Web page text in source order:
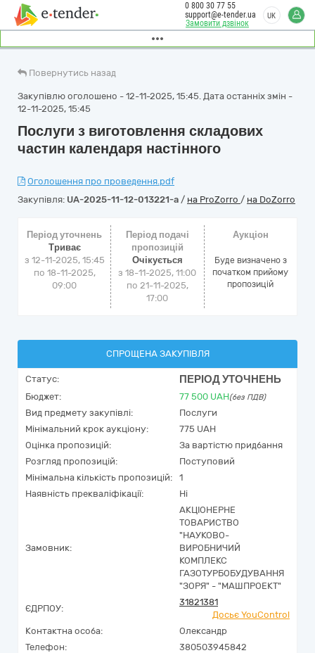
Замовити дзвінок
0 800 30 77 55
support@e-tender.ua
UK
Повернутись назад
Закупівлю оголошено - 12-11-2025, 15:45. Дата останніх змін -
12-11-2025, 15:45
Послуги з виготовлення складових
частин календаря настінного
Оголошення про проведення.pdf
Закупівля: UA-2025-11-12-013221-a / на ProZorro / на DoZorro
Період уточнень
Триває
з 12-11-2025, 15:45
по 18-11-2025,
09:00
Період подачі
пропозицій
Очікується
з 18-11-2025, 11:00
по 21-11-2025,
17:00
Аукціон
Буде визначено з
початком прийому
пропозицій
СПРОЩЕНА ЗАКУПІВЛЯ
Статус: ПЕРІОД УТОЧНЕНЬ
Бюджет: 77 500 UAH(без ПДВ)
Вид предмету закупівлі:
Послуги
Мінімальний крок аукціону:
775 UAH
Оцінка пропозицій:
За вартістю придбання
Розгляд пропозицій:
Поступовий
Мінімальна кількість пропозицій:
1
Наявність прекваліфікації:
Ні
Замовник:
АКЦІОНЕРНЕ
ТОВАРИСТВО
"НАУКОВО-
ВИРОБНИЧИЙ
КОМПЛЕКС
ГАЗОТУРБОБУДУВАННЯ
"ЗОРЯ" - "МАШПРОЕКТ"
ЄДРПОУ:
31821381
Досьє YouControl
Контактна особа:
Олександр
Телефон:
380503945842